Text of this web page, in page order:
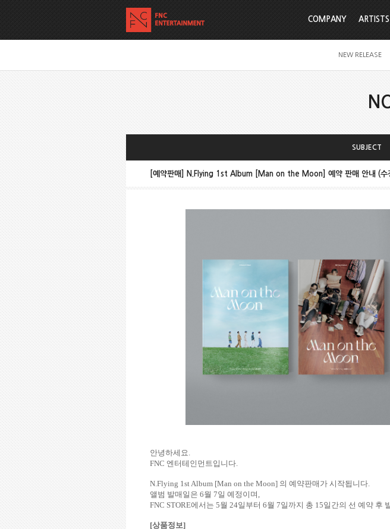
COMPANY ARTISTS
NEW RELEASE
SUBJECT
[예약판매] N.Flying 1st Album [Man on the Moon] 예약 판매 안내 (수
안녕하세요
FNC 엔터테인먼트입니다
N.Flying 1st Album [Man on the Moon] 의 예약판매가 시작됩니다
앨범 발매일은 6월 7일 예정이며
FNC STORE에서는 5월 24일부터 6월 7일까지 총 15일간의 선 예약 후
[상품정보]